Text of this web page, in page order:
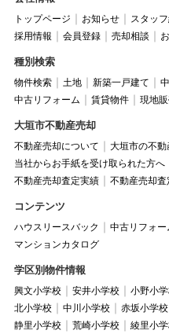
トップページ お知らせ スタッ
採用情報
会員登録 売却相談
種別検索
物件検索 土地 新築一戸建て
中古リフォーム
賃貸物件 現地
大垣市不動産売却
不動産売却について
大垣市の不
当社からお手紙を受け取られた方へ
不動産売却査定実績
不動産売却
コンテンツ
ハウスリースバック 中古リフォー
マンションカタログ
学区別物件情報
興文小学校 安井小学校 小野小
北小学校
中川小学校 赤坂小学校
静里小学校
荒崎小学校 綾里小